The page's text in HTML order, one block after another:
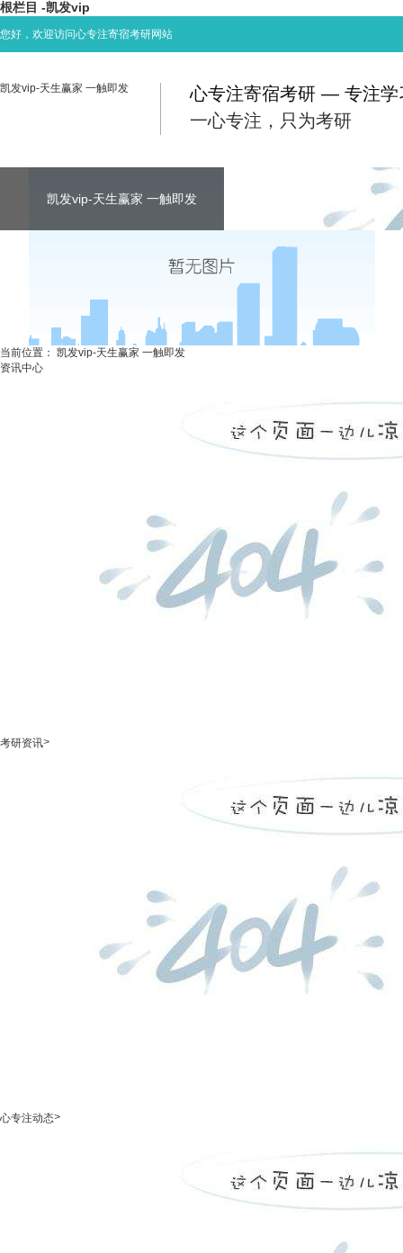
根栏目 -凯发vip
您好，欢迎访问心专注寄宿考研网站
凯发vip-天生赢家 一触即发
心专注寄宿考研 — 专注学
一心专注，只为考研
凯发vip-天生赢家 一触即发 凯发vip-天生赢家 一触即发
凯发vip-天生赢家 一触即发 考研资讯
当前位置： 凯发vip-天生赢家 一触即发
资讯中心
考研资讯>
心专注动态>